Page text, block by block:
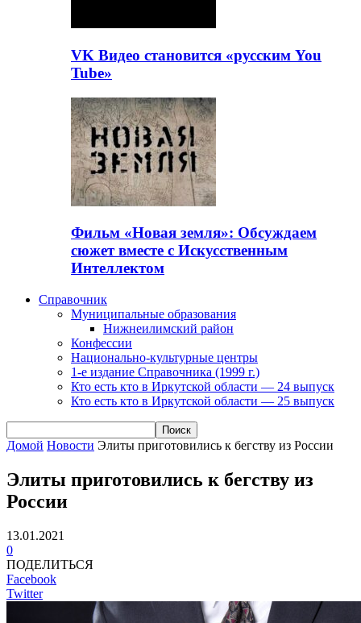
VK Видео становится «русским You
Tube»
Фильм «Новая земля»: Обсуждаем
сюжет вместе с Искусственным
Интеллектом
Справочник
Муниципальные образования
Нижнеилимский район
Конфессии
Национально-культурные центры
1-е издание Справочника (1999 г.)
Кто есть кто в Иркутской области — 24 выпуск
Кто есть кто в Иркутской области — 25 выпуск
Домой Новости Элиты приготовились к бегству из России
Элиты приготовились к бегству из
России
13.01.2021
0
ПОДЕЛИТЬСЯ
Facebook
Twitter